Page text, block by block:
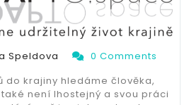
Speldova
0 Comments
do krajiny hledáme člověka,
není lhostejný a svou práci